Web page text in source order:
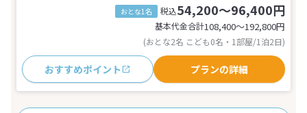
おとな1名 税込54,200～96,400円
基本代金合計108,400〜192,800円
(おとな2名 こども0名・1部屋/1泊2日)
おすすめポイント プランの詳細